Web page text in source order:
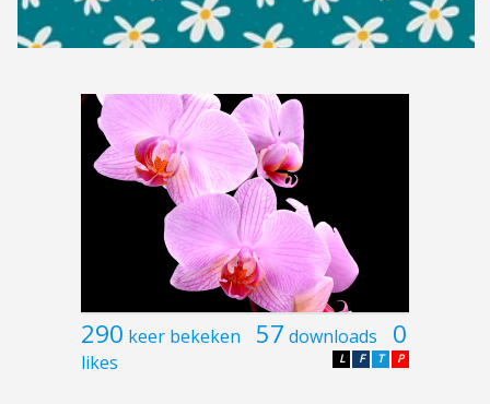
290 keer bekeken 57 downloads 0
likes P
T
F
L